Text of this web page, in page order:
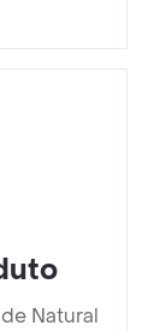
Natural